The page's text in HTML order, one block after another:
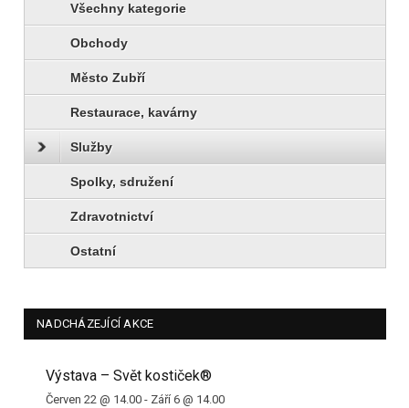
Všechny kategorie
Obchody
Město Zubří
Restaurace, kavárny
Služby
Spolky, sdružení
Zdravotnictví
Ostatní
NADCHÁZEJÍCÍ AKCE
Výstava – Svět kostiček®
Červen 22 @ 14.00 - Září 6 @ 14.00